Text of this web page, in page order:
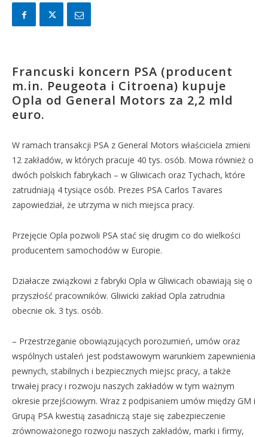
Francuski koncern PSA (producent
m.in. Peugeota i Citroena) kupuje
Opla od General Motors za 2,2 mld
euro.
W ramach transakcji PSA z General Motors właściciela zmieni
12 zakładów, w których pracuje 40 tys. osób. Mowa również o
dwóch polskich fabrykach – w Gliwicach oraz Tychach, które
zatrudniają 4 tysiące osób. Prezes PSA Carlos Tavares
zapowiedział, że utrzyma w nich miejsca pracy.
Przejęcie Opla pozwoli PSA stać się drugim co do wielkości
producentem samochodów w Europie.
Działacze związkowi z fabryki Opla w Gliwicach obawiają się o
przyszłość pracowników. Gliwicki zakład Opla zatrudnia
obecnie ok. 3 tys. osób.
– Przestrzeganie obowiązujących porozumień, umów oraz
wspólnych ustaleń jest podstawowym warunkiem zapewnienia
pewnych, stabilnych i bezpiecznych miejsc pracy, a także
trwałej pracy i rozwoju naszych zakładów w tym ważnym
okresie przejściowym. Wraz z podpisaniem umów między GM i
Grupą PSA kwestią zasadniczą staje się zabezpieczenie
zrównoważonego rozwoju naszych zakładów, marki i firmy,